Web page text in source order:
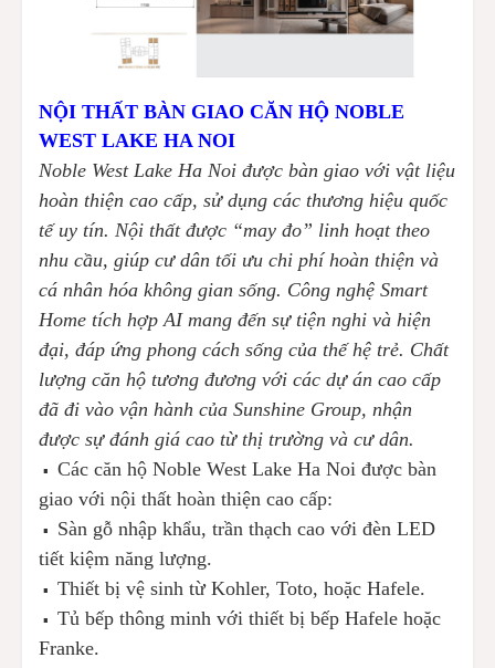
NỘI THẤT BÀN GIAO CĂN HỘ NOBLE
WEST LAKE HA NOI
Noble West Lake Ha Noi được bàn giao với vật liệu
hoàn thiện cao cấp, sử dụng các thương hiệu quốc
tế uy tín. Nội thất được “may đo” linh hoạt theo
nhu cầu, giúp cư dân tối ưu chi phí hoàn thiện và
cá nhân hóa không gian sống. Công nghệ Smart
Home tích hợp AI mang đến sự tiện nghi và hiện
đại, đáp ứng phong cách sống của thế hệ trẻ. Chất
lượng căn hộ tương đương với các dự án cao cấp
đã đi vào vận hành của Sunshine Group, nhận
được sự đánh giá cao từ thị trường và cư dân.
▪️Các căn hộ Noble West Lake Ha Noi được bàn
giao với nội thất hoàn thiện cao cấp:
▪️ Sàn gỗ nhập khẩu, trần thạch cao với đèn LED
tiết kiệm năng lượng.
▪️Thiết bị vệ sinh từ Kohler, Toto, hoặc Hafele.
▪️Tủ bếp thông minh với thiết bị bếp Hafele hoặc
Franke.